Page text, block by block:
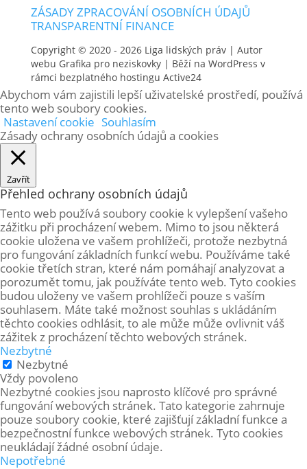
ZÁSADY ZPRACOVÁNÍ OSOBNÍCH ÚDAJŮ
TRANSPARENTNÍ FINANCE
Copyright © 2020 - 2026 Liga lidských práv| Autor
webu Grafika pro neziskovky| Běží na WordPress v
rámci bezplatného hostingu Active24
Abychom vám zajistili lepší uživatelské prostředí, používá
tento web soubory cookies.
Nastavení cookie Souhlasím
Zásady ochrany osobních údajů a cookies
Zavřít
Přehled ochrany osobních údajů
Tento web používá soubory cookie k vylepšení vašeho
zážitku při procházení webem. Mimo to jsou některá
cookie uložena ve vašem prohlížeči, protože nezbytná
pro fungování základních funkcí webu. Používáme také
cookie třetích stran, které nám pomáhají analyzovat a
porozumět tomu, jak používáte tento web. Tyto cookies
budou uloženy ve vašem prohlížeči pouze s vaším
souhlasem. Máte také možnost souhlas s ukládáním
těchto cookies odhlásit, to ale může může ovlivnit váš
zážitek z procházení těchto webových stránek.
Nezbytné
Nezbytné
Vždy povoleno
Nezbytné cookies jsou naprosto klíčové pro správné
fungování webových stránek. Tato kategorie zahrnuje
pouze soubory cookie, které zajišťují základní funkce a
bezpečnostní funkce webových stránek. Tyto cookies
neukládají žádné osobní údaje.
Nepotřebné